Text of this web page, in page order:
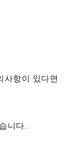
사항이 있다면
니다.